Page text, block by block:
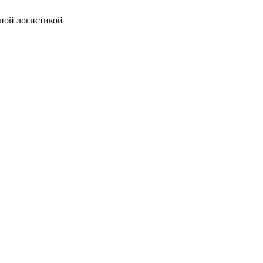
логистикой